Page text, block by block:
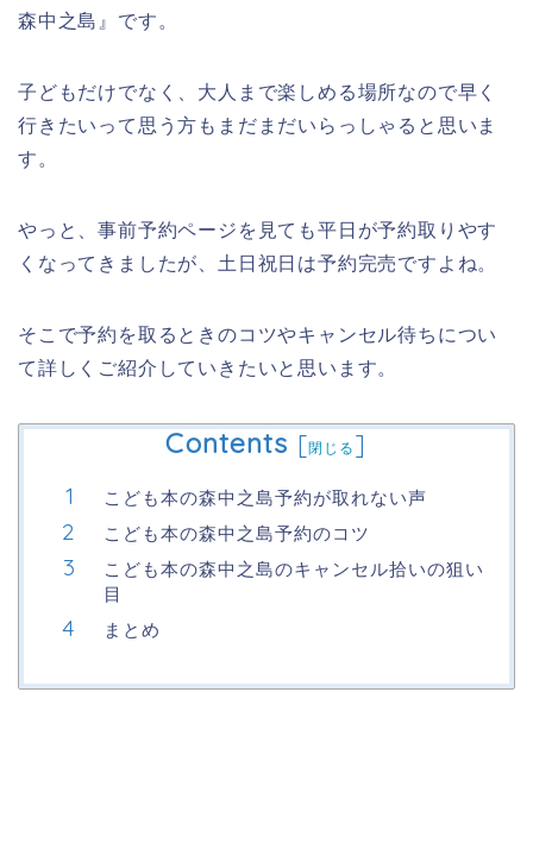
森中之島』です。
子どもだけでなく、大人まで楽しめる場所なので早く
行きたいって思う方もまだまだいらっしゃると思いま
す。
やっと、事前予約ページを見ても平日が予約取りやす
くなってきましたが、土日祝日は予約完売ですよね。
そこで予約を取るときのコツやキャンセル待ちについ
て詳しくご紹介していきたいと思います。
Contents [閉じる ]
こども本の森中之島予約が取れない声
こども本の森中之島予約のコツ
こども本の森中之島のキャンセル拾いの狙い
目
まとめ